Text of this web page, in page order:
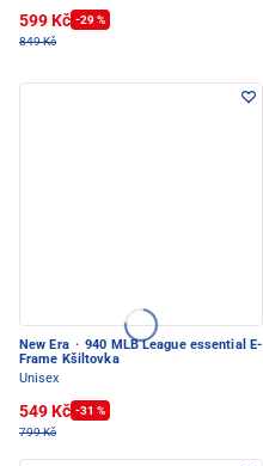
599 Kč -29 %
849 Kč
New Era · 940 MLB League essential E-
Frame Kšiltovka
Unisex
549 Kč -31 %
799 Kč